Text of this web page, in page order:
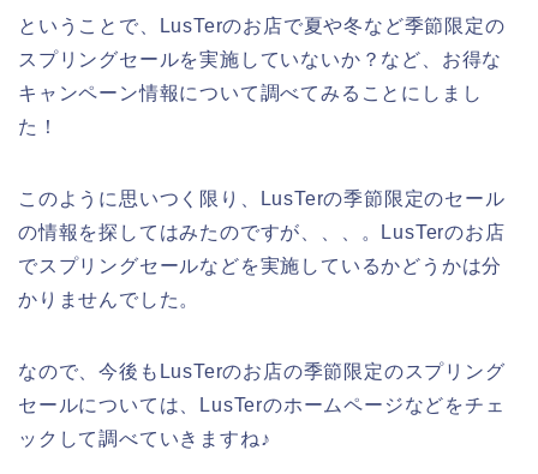
ということで、LusTerのお店で夏や冬など季節限定の
スプリングセールを実施していないか？など、お得な
キャンペーン情報について調べてみることにしまし
た！
このように思いつく限り、LusTerの季節限定のセール
の情報を探してはみたのですが、、、。LusTerのお店
でスプリングセールなどを実施しているかどうかは分
かりませんでした。
なので、今後もLusTerのお店の季節限定のスプリング
セールについては、LusTerのホームページなどをチェ
ックして調べていきますね♪